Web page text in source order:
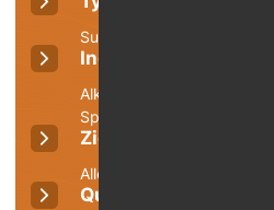
Suchtklinik
Indikationen
Alkoholsucht,
Spielsucht
Zielgruppe
Alle